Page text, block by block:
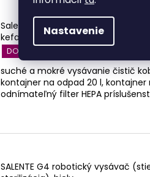
Nastavenie
Salente Combo 4v1, vysávač na
kefa, fukár, nádoba z
DOPRAVA ZADARMO
suché a mokré vysávanie čistič
kontajner na odpad 20 l,
odnímateľný filter HEPA
SALENTE G4 robotický vysávač